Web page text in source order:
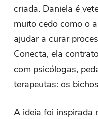
criada. Daniela é
muito cedo como o
ajudar a curar
Conecta, ela
com psicólogas,
terapeutas: os
A ideia foi inspirada